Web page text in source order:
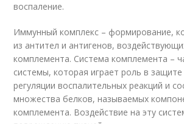
воспаление.
Иммунный комплекс – формирование,
из антител и антигенов,
комплемента. Система комплемента –
системы, которая играет роль в
регуляции воспалительных реакций и
множества белков, называемых
комплемента. Воздействие на эту